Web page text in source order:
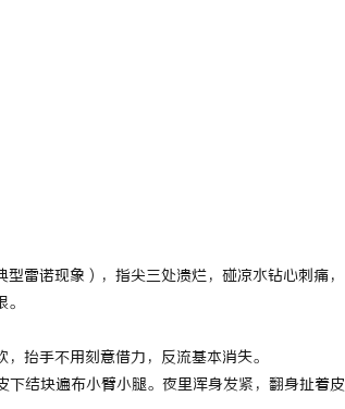
雷诺现象），指尖三处溃烂，碰凉水钻心刺痛，
抬手不用刻意借力，反流基本消失。
结块遍布小臂小腿。夜里浑身发紧，翻身扯着皮
体系 武汉配眼镜 上海配眼镜